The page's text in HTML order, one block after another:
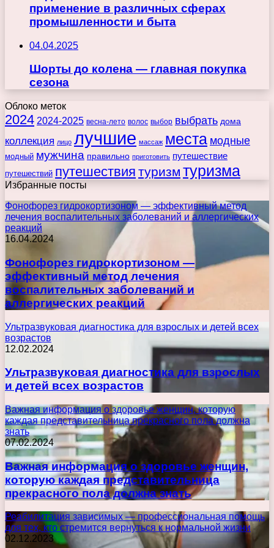
применение в различных сферах
промышленности и быта
04.04.2025
Шорты до колена — главная покупка
сезона
Облоко меток
2024 2024-2025 весна-лето волос выбор выбрать дома
коллекция лицо лучшие массаж места модные
модный мужчина правильно приготовить путешествие
путешествий путешествия туризм туризма
Избранные посты
Фонофорез гидрокортизоном — эффективный метод
лечения воспалительных заболеваний и аллергических
реакций
16.04.2024
Фонофорез гидрокортизоном —
эффективный метод лечения
воспалительных заболеваний и
аллергических реакций
Ультразвуковая диагностика для взрослых и детей всех
возрастов
12.02.2024
Ультразвуковая диагностика для взрослых
и детей всех возрастов
Важная информация о здоровье женщин, которую
каждая представительница прекрасного пола должна
знать
07.02.2024
Важная информация о здоровье женщин,
которую каждая представительница
прекрасного пола должна знать
Реабилитация зависимых — профессиональная помощь
для тех, кто стремится вернуться к нормальной жизни
02.12.2023